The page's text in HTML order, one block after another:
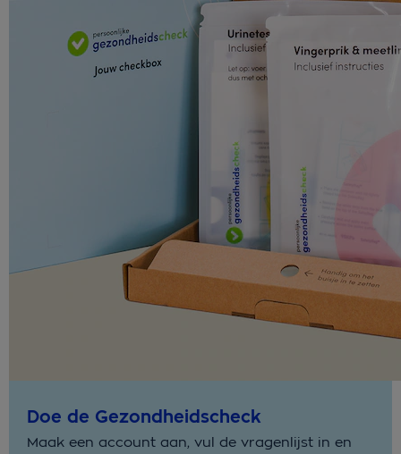
Doe de Gezondheidscheck
Maak een account aan, vul de vragenlijst in en